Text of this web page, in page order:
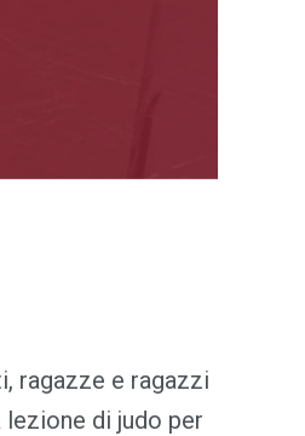
ragazze e ragazzi
lezione di judo per